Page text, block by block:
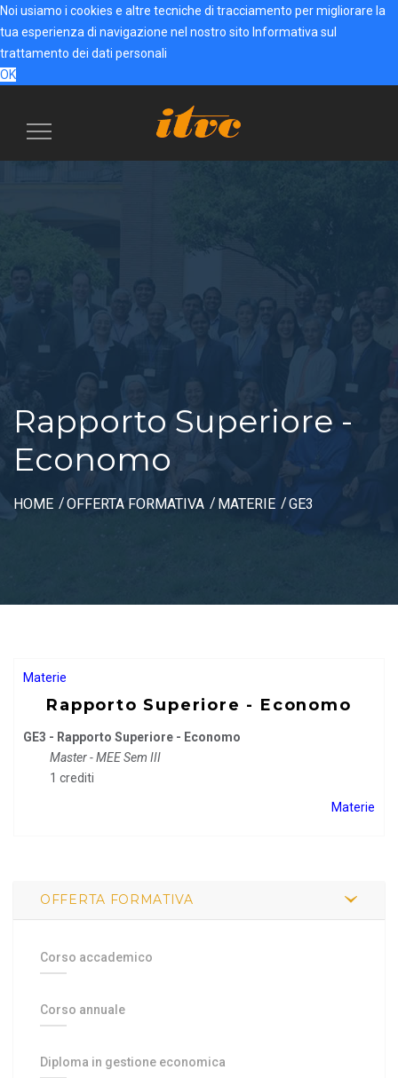
Noi usiamo i cookies e altre tecniche di tracciamento per migliorare la
tua esperienza di navigazione nel nostro sito Informativa sul
trattamento dei dati personali
OK
Menu
Rapporto Superiore -
Economo
HOME OFFERTA FORMATIVA MATERIE GE3
Materie
Rapporto Superiore - Economo
GE3 - Rapporto Superiore - Economo
Master - MEE Sem III
1 crediti
Materie
OFFERTA FORMATIVA
Corso accademico
Corso annuale
Diploma in gestione economica